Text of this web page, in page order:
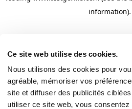
Ce site web utilise des cookies.
Nous utilisons des cookies pour
agréable, mémoriser vos
site et diffuser des publicités
utiliser ce site web, vous consentez
information).